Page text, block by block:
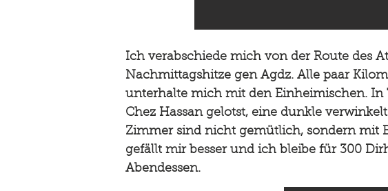
Ich verabschiede mich von der Route des
Nachmittagshitze gen Agdz. Alle paar
unterhalte mich mit den Einheimischen. In
Chez Hassan gelotst, eine dunkle
Zimmer sind nicht gemütlich, sondern mit
gefällt mir besser und ich bleibe für 300
Abendessen.